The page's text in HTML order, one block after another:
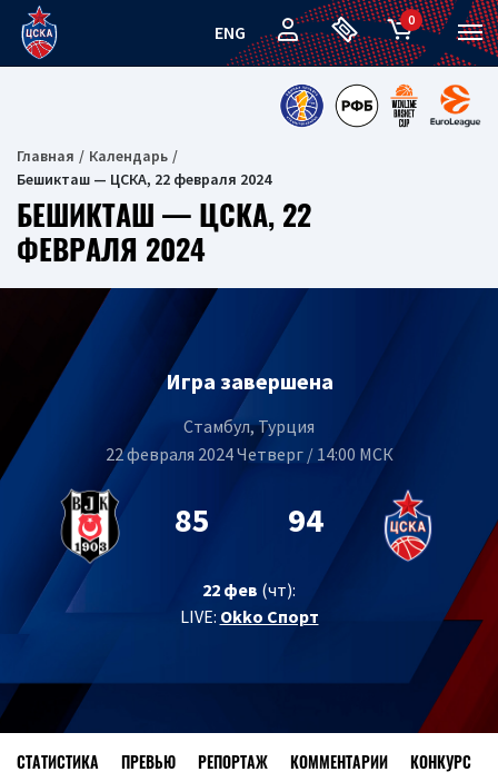
ENG
0
Главная
Календарь
Бешикташ — ЦСКА, 22 февраля 2024
БЕШИКТАШ — ЦСКА, 22
ФЕВРАЛЯ 2024
Игра завершена
Стамбул, Турция
22 февраля 2024 Четверг / 14:00 МСК
85 94
22 фев (чт):
LIVE: Okko Спорт
СТАТИСТИКА ПРЕВЬЮ РЕПОРТАЖ КОММЕНТАРИИ КОНКУРС